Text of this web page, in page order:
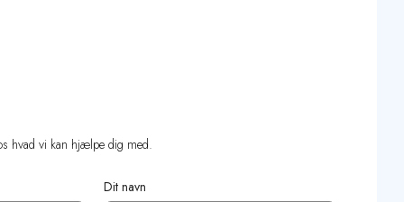
hvad vi kan hjælpe dig med.
Dit navn